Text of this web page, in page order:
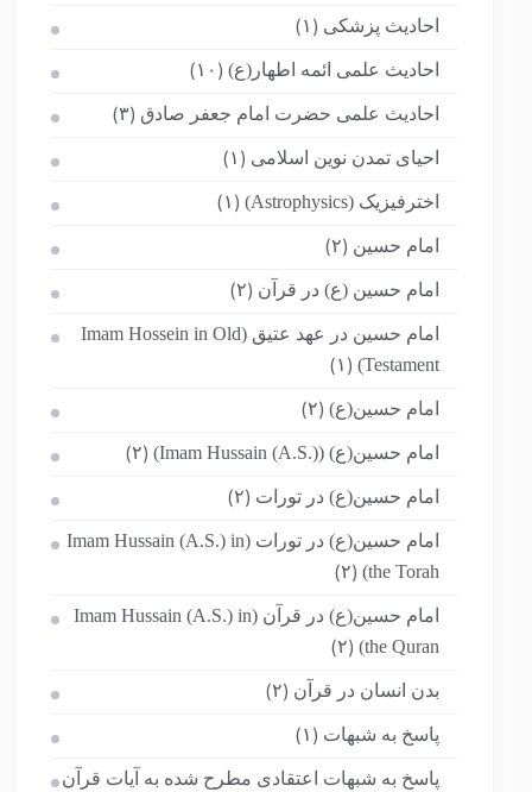
احادیث پزشکی (۱)
احادیث علمی ائمه اطهار(ع) (۱۰)
احادیث علمی حضرت امام جعفر صادق (۳)
احیای تمدن نوین اسلامی (۱)
اخترفیزیک (Astrophysics) (۱)
امام حسین (۲)
امام حسین (ع) در قرآن (۲)
امام حسین در عهد عتیق (Imam Hossein in Old
Testament)
(۱)
امام حسین(ع) (۲)
امام حسین(ع) (Imam Hussain (A.S.)) (۲)
امام حسین(ع) در تورات (۲)
امام حسین(ع) در تورات (Imam Hussain (A.S.) in
the Torah)
(۲)
امام حسین(ع) در قرآن (Imam Hussain (A.S.) in
the Quran)
(۲)
بدن انسان در قرآن (۲)
پاسخ به شبهات (۱)
پاسخ به شبهات اعتقادی مطرح شده به آیات قرآن